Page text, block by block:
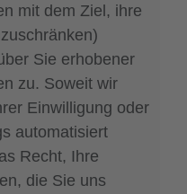
mit dem Ziel, ihre
Sie erhobener
zu. Soweit wir
Einwilligung oder
automatisiert
Recht, Ihre
die Sie uns